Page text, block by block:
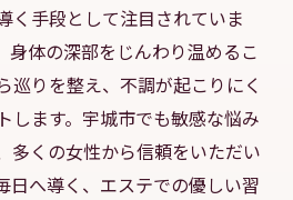
く手段として注目されていま
身体の深部をじんわり温めるこ
巡りを整え、不調が起こりにく
します。宇城市でも敏感な悩み
多くの女性から信頼をいただい
日へ導く、エステでの優しい習